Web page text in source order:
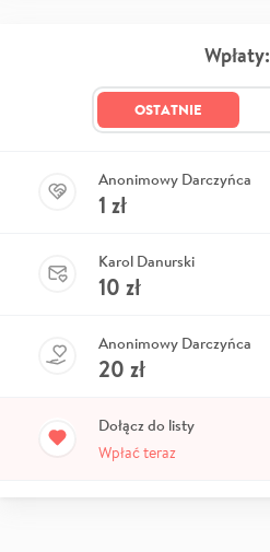
Wpłaty:
OSTATNIE
Anonimowy Darczyńca
1 zł
Karol Danurski
10 zł
Anonimowy Darczyńca
20 zł
Dołącz do listy
Wpłać teraz